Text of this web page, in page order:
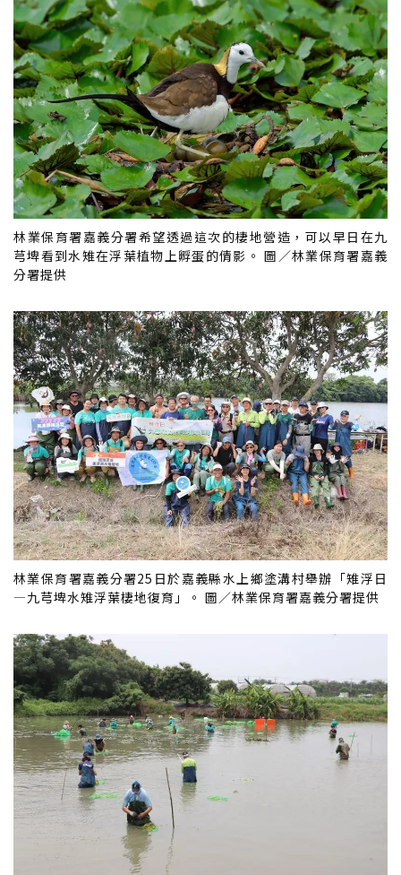
林業保育署嘉義分署希望透過這次的棲地營造，可以早日在九
芎埤看到水雉在浮葉植物上孵蛋的倩影。 圖／林業保育署嘉義
分署提供
林業保育署嘉義分署25日於嘉義縣水上鄉塗溝村舉辦「雉浮日
—九芎埤水雉浮葉棲地復育」。 圖／林業保育署嘉義分署提供